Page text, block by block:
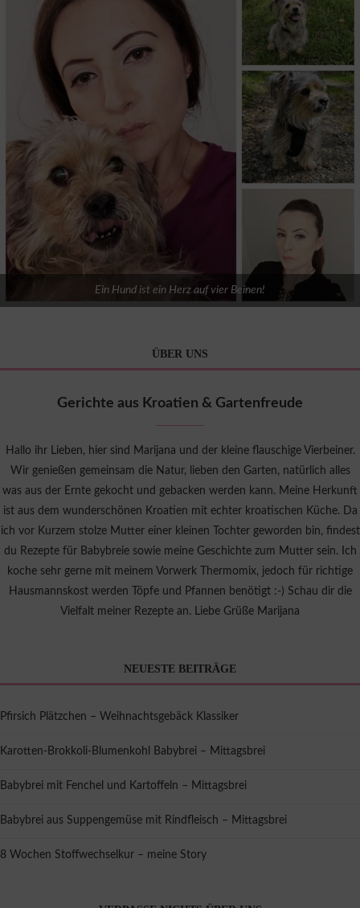
Ein Hund ist ein Herz auf vier Beinen!
ÜBER UNS
Gerichte aus Kroatien & Gartenfreude
Hallo ihr Lieben, hier sind Marijana und der kleine flauschige Vierbeiner.
Wir genießen gemeinsam die Natur, lieben den Garten, natürlich alles
was aus der Ernte gekocht und gebacken werden kann. Meine Herkunft
ist aus dem wunderschönen Kroatien mit echter kroatischen Küche. Da
ich vor Kurzem stolze Mutter einer kleinen Tochter geworden bin, findest
du Rezepte für Babybreie sowie meine Geschichte zum Mutter sein. Ich
koche sehr gerne mit meinem Vorwerk Thermomix, jedoch für richtige
Hausmannskost werden Töpfe und Pfannen benötigt :-) Schau dir die
Vielfalt meiner Rezepte an. Liebe Grüße Marijana
NEUESTE BEITRÄGE
Pfirsich Plätzchen – Weihnachtsgebäck Klassiker
Karotten-Brokkoli-Blumenkohl Babybrei – Mittagsbrei
Babybrei mit Fenchel und Kartoffeln – Mittagsbrei
Babybrei aus Suppengemüse mit Rindfleisch – Mittagsbrei
8 Wochen Stoffwechselkur – meine Story